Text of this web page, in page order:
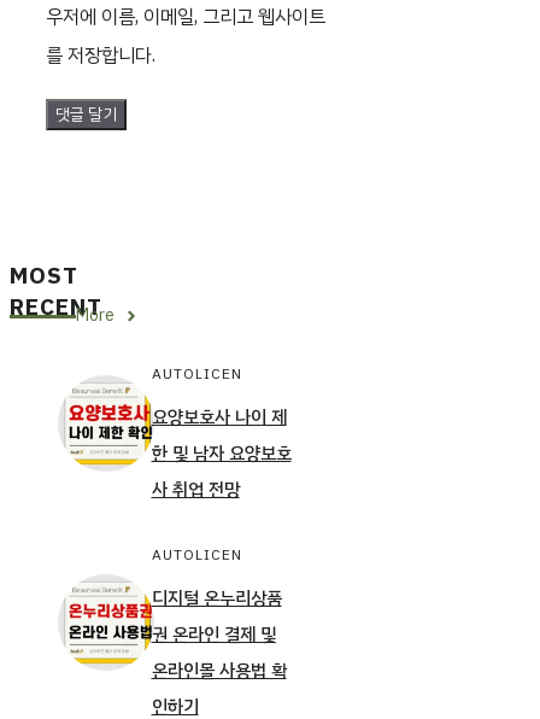
트
우저에 이름, 이메일, 그리고 웹사이트
를 저장합니다.
MOST
RECENT
More
AUTOLICEN
요양보호사 나이 제
한 및 남자 요양보호
사 취업 전망
AUTOLICEN
디지털 온누리상품
권 온라인 결제 및
온라인몰 사용법 확
인하기